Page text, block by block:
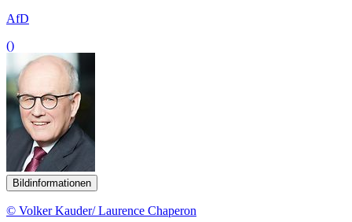
AfD
()
Bildinformationen
© Volker Kauder/ Laurence Chaperon